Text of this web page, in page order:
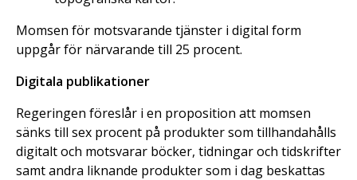
Momsen för motsvarande tjänster i digital form
uppgår för närvarande till 25 procent.
Digitala publikationer
Regeringen föreslår i en proposition att momsen
sänks till sex procent på produkter som tillhandahålls
digitalt och motsvarar böcker, tidningar och tidskrifter
samt andra liknande produkter som i dag beskattas